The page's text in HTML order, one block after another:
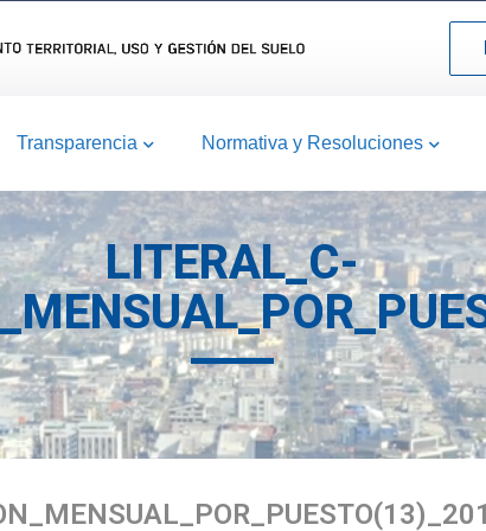
Transparencia Normativa y Resoluciones
LITERAL_C-